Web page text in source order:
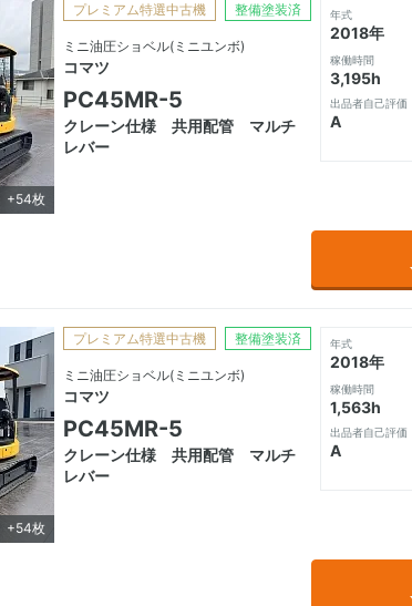
+54枚
プレミアム特選中古機 整備塗装済
ミニ油圧ショベル(ミニユンボ)
コマツ
PC45MR-5
クレーン仕様 共用配管 マルチ
レバー
年式
2018年
稼働時間
3,195h
出品者自己評価
A
+54枚
プレミアム特選中古機 整備塗装済
ミニ油圧ショベル(ミニユンボ)
コマツ
PC45MR-5
クレーン仕様 共用配管 マルチ
レバー
年式
2018年
稼働時間
1,563h
出品者自己評価
A